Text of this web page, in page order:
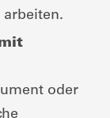
arbeiten.
oder